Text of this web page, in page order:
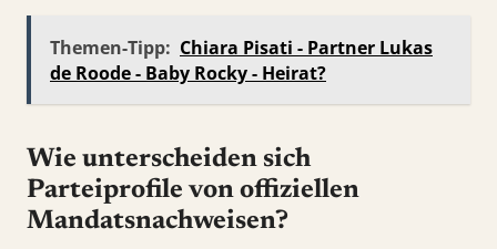
Themen-Tipp: Chiara Pisati - Partner Lukas
de Roode - Baby Rocky - Heirat?
Wie unterscheiden sich
Parteiprofile von offiziellen
Mandatsnachweisen?